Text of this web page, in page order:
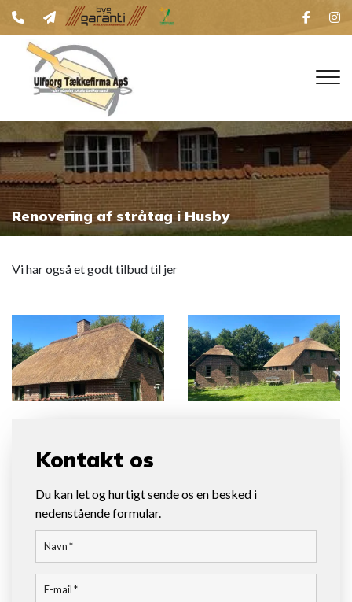
Gå
hovedindhold
Renovering af stråtag i Husby
Vi har også et godt tilbud til jer
Kontakt os
Du kan let og hurtigt sende os en besked i
nedenstående formular.